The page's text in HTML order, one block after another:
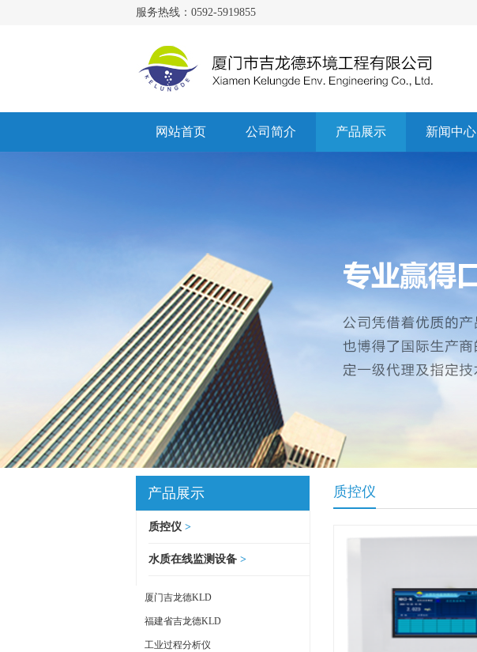
服务热线：0592-5919855
网站首页 公司简介 产品展示 新闻中心
产品展示
质控仪 >
水质在线监测设备 >
厦门吉龙德KLD
福建省吉龙德KLD
工业过程分析仪
质控仪